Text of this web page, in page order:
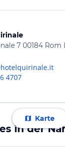
7 00184
4707
Karte
in der